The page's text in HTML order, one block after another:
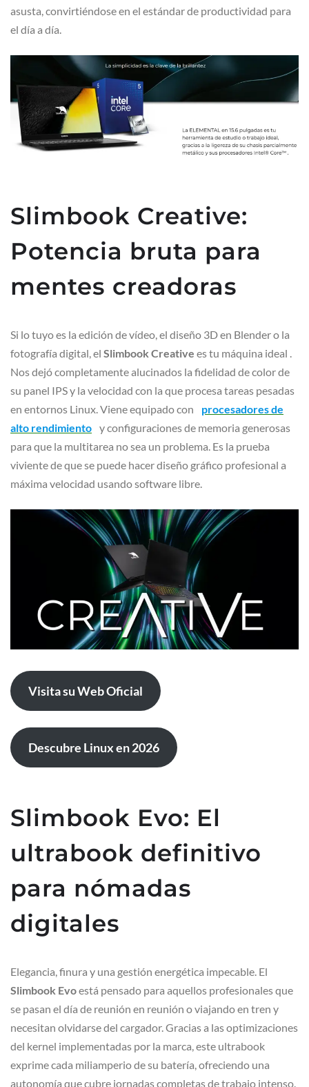
asusta, convirtiéndose en el estándar de productividad para
el día a día.
Slimbook Creative:
Potencia bruta para
mentes creadoras
Si lo tuyo es la edición de vídeo, el diseño 3D en Blender o la
fotografía digital, el Slimbook Creative es tu máquina ideal .
Nos dejó completamente alucinados la fidelidad de color de
su panel IPS y la velocidad con la que procesa tareas pesadas
en entornos Linux. Viene equipado con
procesadores de
alto rendimiento y configuraciones de memoria generosas
para que la multitarea no sea un problema. Es la prueba
viviente de que se puede hacer diseño gráfico profesional a
máxima velocidad usando software libre.
Visita su Web Oficial
Descubre Linux en 2026
Slimbook Evo: El
ultrabook definitivo
para nómadas
digitales
Elegancia, finura y una gestión energética impecable. El
Slimbook Evoestá pensado para aquellos profesionales que
se pasan el día de reunión en reunión o viajando en tren y
necesitan olvidarse del cargador. Gracias a las optimizaciones
del kernel implementadas por la marca, este ultrabook
exprime cada miliamperio de su batería, ofreciendo una
autonomía que cubre jornadas completas de trabajo intenso.